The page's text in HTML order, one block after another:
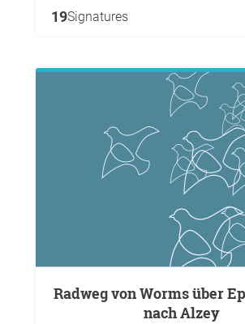
19Signatures
Radweg von Worms über Eppelsheim
nach Alzey